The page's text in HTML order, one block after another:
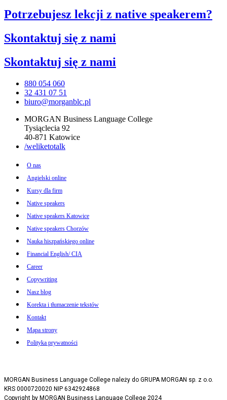
Potrzebujesz lekcji z native speakerem?
Skontaktuj się z nami
Skontaktuj się z nami
880 054 060
32 431 07 51
biuro@morganblc.pl
MORGAN Business Language College
Tysiąclecia 92
40-871 Katowice
/weliketotalk
O nas
Angielski online
Kursy dla firm
Native speakers
Native speakers Katowice
Native speakers Chorzów
Nauka hiszpańskiego online
Financial English/ CIA
Career
Copywriting
Nasz blog
Korekta i tłumaczenie tekstów
Kontakt
Mapa strony
Polityka prywatności
MORGAN Business Language College należy do GRUPA MORGAN sp. z o.o.
KRS 0000720020 NIP 6342924868
Copyright by MORGAN Business Language College 2024